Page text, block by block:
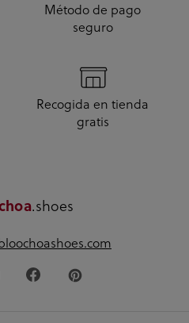
Método de pago
seguro
Recogida en tienda
gratis
.shoes